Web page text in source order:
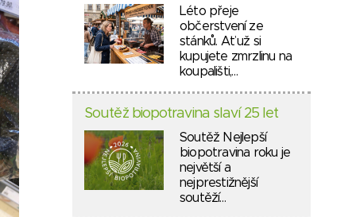
Léto přeje
občerstvení ze
stánků. Ať už si
kupujete zmrzlinu na
koupališti,…
Soutěž biopotravina slaví 25 let
Soutěž Nejlepší
biopotravina roku je
největší a
nejprestižnější
soutěží…